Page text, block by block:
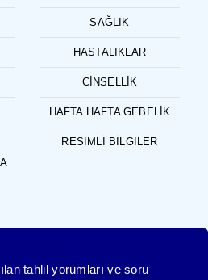
SAĞLIK
HASTALIKLAR
CINSELLIK
HAFTA HAFTA GEBELIK
RESIMLI BILGILER
tahlil yorumları ve soru